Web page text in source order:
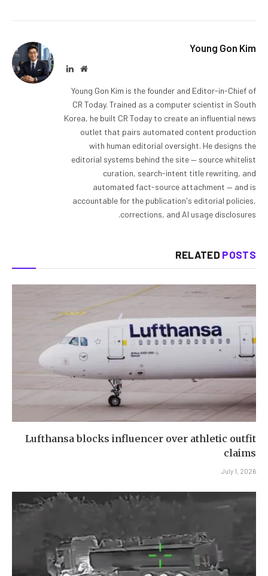
Young Gon Kim
Website
LinkedIn
Young Gon Kim is the founder and Editor-in-Chief of
CR Today. Trained as a computer scientist in South
Korea, he built CR Today to create an influential news
outlet that pairs automated content production
with human editorial oversight. He designs the
editorial systems behind the site — source whitelist
curation, search-intent title rewriting, and
automated fact-source attachment — and is
accountable for the publication's editorial policies,
corrections, and AI usage disclosures.
RELATED POSTS
Lufthansa blocks influencer over athletic outfit
claims
July 1, 2026